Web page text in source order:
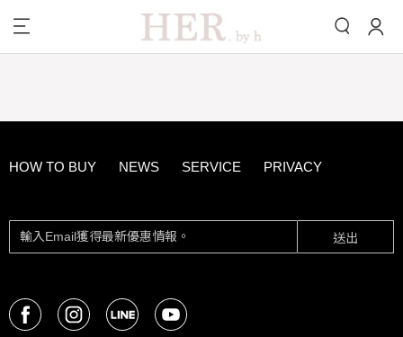
HOW TO BUY NEWS SERVICE PRIVACY
送出